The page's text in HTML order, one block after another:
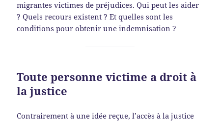
migrantes victimes de préjudices. Qui peut les aider
? Quels recours existent ? Et quelles sont les
conditions pour obtenir une indemnisation ?
Toute personne victime a droit à
la justice
Contrairement à une idée reçue, l’accès à la justice